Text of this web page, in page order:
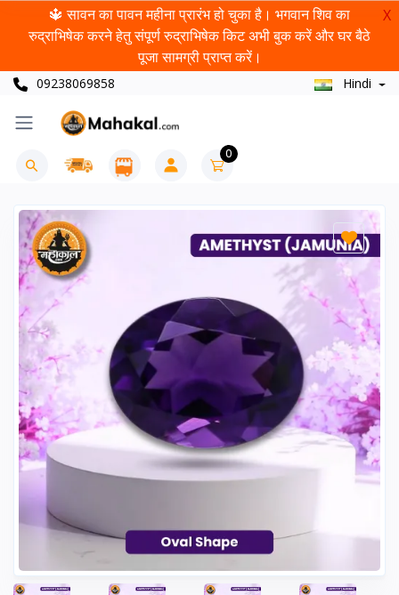
🔱 सावन का पावन महीना प्रारंभ हो चुका है। भगवान शिव का
रुद्राभिषेक करने हेतु संपूर्ण रुद्राभिषेक किट अभी बुक करें और घर बैठे
पूजा सामग्री प्राप्त करें।
X
09238069858 Hindi
0